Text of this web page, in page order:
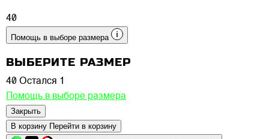
40
Помощь в выборе размера
ВЫБЕРИТЕ РАЗМЕР
40 Остался 1
Помощь в выборе размера
Закрыть
В корзину Перейти в корзину